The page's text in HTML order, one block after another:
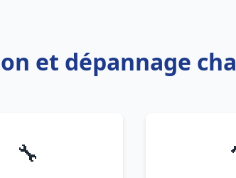
et dépannage
🔧